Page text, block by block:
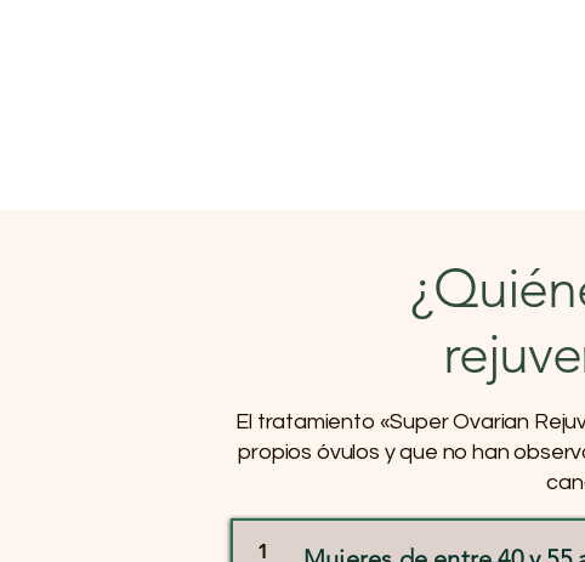
El tratamiento «Super Ovarian
propios óvulos y que no han
1